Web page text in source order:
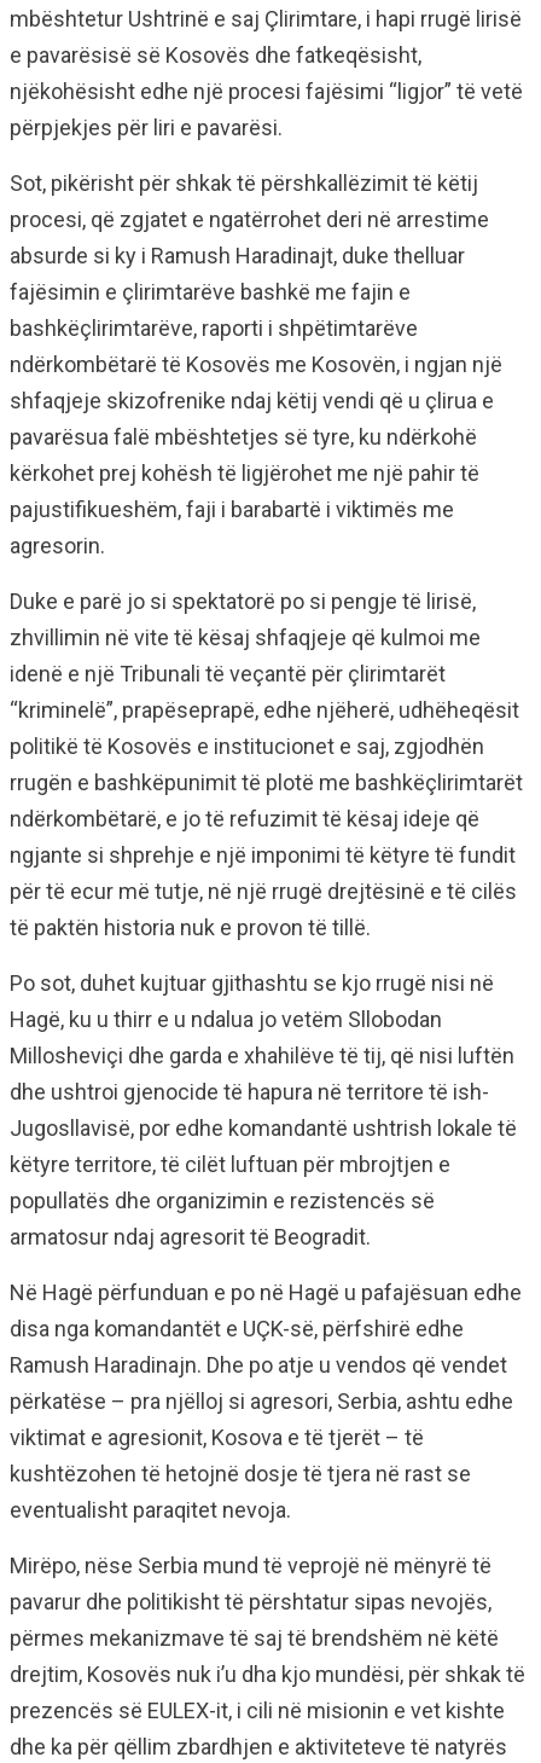
mbështetur Ushtrinë e saj Çlirimtare, i hapi rrugë lirisë
e pavarësisë së Kosovës dhe fatkeqësisht,
njëkohësisht edhe një procesi fajësimi “ligjor” të vetë
përpjekjes për liri e pavarësi.
Sot, pikërisht për shkak të përshkallëzimit të këtij
procesi, që zgjatet e ngatërrohet deri në arrestime
absurde si ky i Ramush Haradinajt, duke thelluar
fajësimin e çlirimtarëve bashkë me fajin e
bashkëçlirimtarëve, raporti i shpëtimtarëve
ndërkombëtarë të Kosovës me Kosovën, i ngjan një
shfaqjeje skizofrenike ndaj këtij vendi që u çlirua e
pavarësua falë mbështetjes së tyre, ku ndërkohë
kërkohet prej kohësh të ligjërohet me një pahir të
pajustifikueshëm, faji i barabartë i viktimës me
agresorin.
Duke e parë jo si spektatorë po si pengje të lirisë,
zhvillimin në vite të kësaj shfaqjeje që kulmoi me
idenë e një Tribunali të veçantë për çlirimtarët
“kriminelë”, prapëseprapë, edhe njëherë, udhëheqësit
politikë të Kosovës e institucionet e saj, zgjodhën
rrugën e bashkëpunimit të plotë me bashkëçlirimtarët
ndërkombëtarë, e jo të refuzimit të kësaj ideje që
ngjante si shprehje e një imponimi të këtyre të fundit
për të ecur më tutje, në një rrugë drejtësinë e të cilës
të paktën historia nuk e provon të tillë.
Po sot, duhet kujtuar gjithashtu se kjo rrugë nisi në
Hagë, ku u thirr e u ndalua jo vetëm Sllobodan
Millosheviçi dhe garda e xhahilëve të tij, që nisi luftën
dhe ushtroi gjenocide të hapura në territore të ish-
Jugosllavisë, por edhe komandantë ushtrish lokale të
këtyre territore, të cilët luftuan për mbrojtjen e
popullatës dhe organizimin e rezistencës së
armatosur ndaj agresorit të Beogradit.
Në Hagë përfunduan e po në Hagë u pafajësuan edhe
disa nga komandantët e UÇK-së, përfshirë edhe
Ramush Haradinajn. Dhe po atje u vendos që vendet
përkatëse – pra njëlloj si agresori, Serbia, ashtu edhe
viktimat e agresionit, Kosova e të tjerët – të
kushtëzohen të hetojnë dosje të tjera në rast se
eventualisht paraqitet nevoja.
Mirëpo, nëse Serbia mund të veprojë në mënyrë të
pavarur dhe politikisht të përshtatur sipas nevojës,
përmes mekanizmave të saj të brendshëm në këtë
drejtim, Kosovës nuk i’u dha kjo mundësi, për shkak të
prezencës së EULEX-it, i cili në misionin e vet kishte
dhe ka për qëllim zbardhjen e aktiviteteve të natyrës